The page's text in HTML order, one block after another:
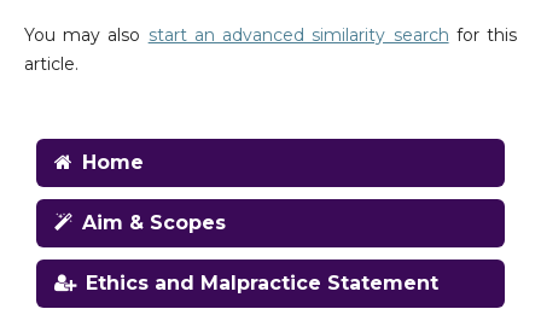
You may also start an advanced similarity search for this
article.
Home
Aim & Scopes
Ethics and Malpractice Statement